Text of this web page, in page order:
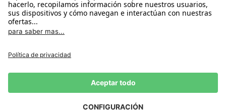
Condiciones Compra
Declarar el desistimiento
Aviso Legal
Configuración de cookies